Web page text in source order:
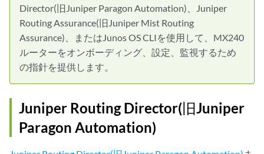
Director(旧Juniper Paragon Automation)、Juniper
Routing Assurance(旧Juniper Mist Routing
Assurance)、またはJunos OS CLIを使用して、MX240
ルーターをオンボーディング、設定、監視するため
の指針を提供します。
Juniper Routing Director(旧Juniper
Paragon Automation)